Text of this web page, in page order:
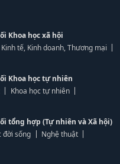
Khoa học xã hội
Kinh tế, Kinh doanh, Thương mại
Khoa học tự nhiên
Khoa học tự nhiên
tổng hợp (Tự nhiên và Xã hội)
đời sống
Nghệ thuật